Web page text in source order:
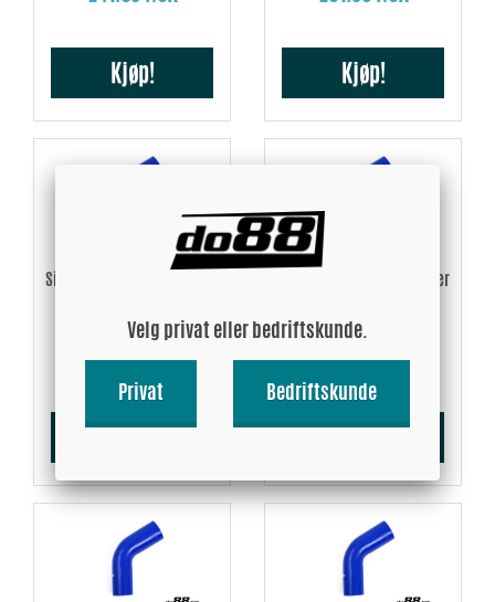
Kjøp! Kjøp!
Silikonslange Blå 60 grader
245.06 NOK
Kjøp!
Silikonslange Blå 60 grader
278.80 NOK
Kjøp!
Velg privat eller bedriftskunde.
Privat Bedriftskunde